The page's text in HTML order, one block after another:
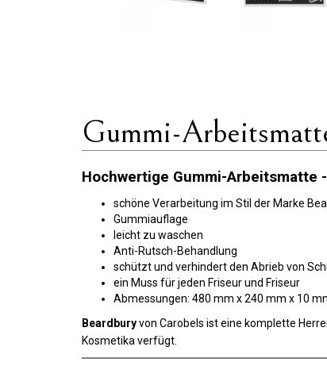
Gummi-
Hochwertige Gummi-Arbeitsmatte
schöne Verarbeitung im Stil der Marke
Gummiauflage
leicht zu waschen
Anti-Rutsch-Behandlung
schützt und verhindert den Abrieb von
ein Muss für jeden Friseur und Friseur
Abmessungen: 480 mm x 240 mm x 10
Beardburyvon Carobels ist eine komplette
Kosmetika verfügt.